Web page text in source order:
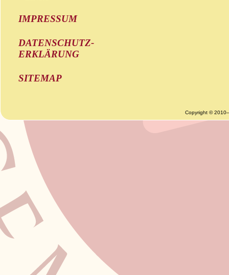
IMPRESSUM
DATENSCHUTZ-
ERKLÄRUNG
SITEMAP
Copyright ©